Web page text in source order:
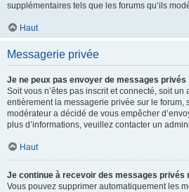
supplémentaires tels que les forums qu’ils
Haut
Messagerie privée
Je ne peux pas envoyer de messages privés
Soit vous n’êtes pas inscrit et connecté, soit un
entièrement la messagerie privée sur le forum,
modérateur a décidé de vous empêcher
plus d’informations, veuillez contacter un
Haut
Je continue à recevoir des messages privés
Vous pouvez supprimer automatiquement les